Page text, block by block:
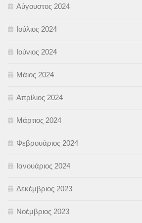
Αύγουστος 2024
Ιούλιος 2024
Ιούνιος 2024
Μάιος 2024
Απρίλιος 2024
Μάρτιος 2024
Φεβρουάριος 2024
Ιανουάριος 2024
Δεκέμβριος 2023
Νοέμβριος 2023